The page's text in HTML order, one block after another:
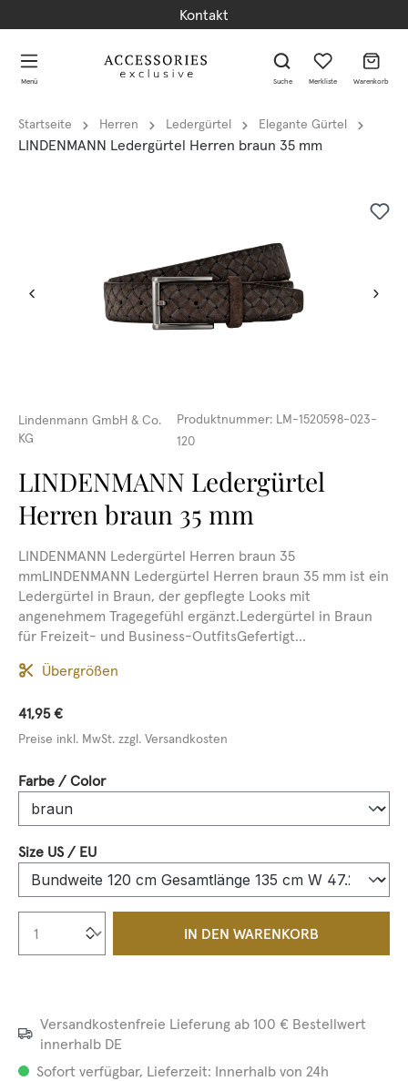
Kontakt
Menü Suche Merkliste Warenkorb
Startseite Herren Ledergürtel Elegante Gürtel
LINDENMANN Ledergürtel Herren braun 35 mm
Lindenmann GmbH & Co.
KG
Produktnummer: LM-1520598-023-
120
LINDENMANN Ledergürtel
Herren braun 35 mm
LINDENMANN Ledergürtel Herren braun 35
mmLINDENMANN Ledergürtel Herren braun 35 mm ist ein
Ledergürtel in Braun, der gepflegte Looks mit
angenehmem Tragegefühl ergänzt.Ledergürtel in Braun
für Freizeit- und Business-OutfitsGefertigt...
Übergrößen
41,95 €
Preise inkl. MwSt. zzgl. Versandkosten
Farbe / Colorauswählen
Size US / EUauswählen
Produkt Anzahl: Gib den
IN DEN WARENKORB
Versandkostenfreie Lieferung ab 100 € Bestellwert
innerhalb DE
Sofort verfügbar, Lieferzeit: Innerhalb von 24h